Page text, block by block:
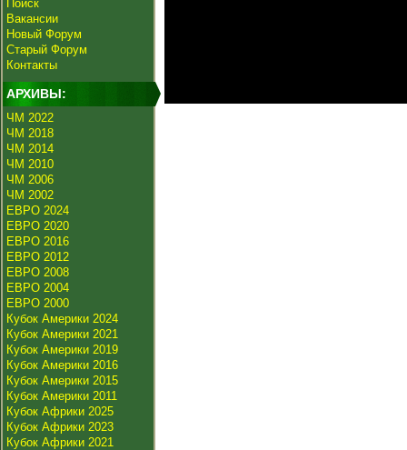
Поиск
Вакансии
Новый Форум
Старый Форум
Контакты
АРХИВЫ:
ЧМ 2022
ЧМ 2018
ЧМ 2014
ЧМ 2010
ЧМ 2006
ЧМ 2002
ЕВРО 2024
ЕВРО 2020
ЕВРО 2016
ЕВРО 2012
ЕВРО 2008
ЕВРО 2004
ЕВРО 2000
Кубок Америки 2024
Кубок Америки 2021
Кубок Америки 2019
Кубок Америки 2016
Кубок Америки 2015
Кубок Америки 2011
Кубок Африки 2025
Кубок Африки 2023
Кубок Африки 2021